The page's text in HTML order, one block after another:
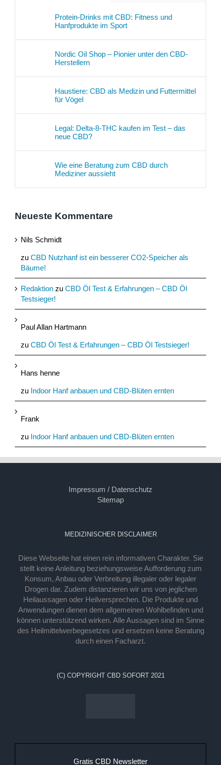
Protein-Drinks mit CBD: Fitness und
Hanfprodukte im Sport
Nordic Oil Shop – Pionier unter den CBD-
Herstellern
Haustiere: CBD als Medizin und Futtermittel
für Vögel
Legal: Delta-8-THC kaufen im Test – das
neue CBD?
Wie eine Beratung zum CBD durch
Mediziner aussieht
Neueste Kommentare
Nils Schmidt
zu CBD Nutzhanf ist ein besserer CO2-Speicher als
Bäume!
Redaktion zu CBD Öl Test & Erfahrungen – CBD Öl
Testsieger!
Paul Allan Hartmann
zu CBD Öl Test & Erfahrungen – CBD Öl Testsieger!
Hans henne
zu Indoor Hanf anbauen und CBD-Blüten ernten
Frank
zu Indoor Hanf anbauen und CBD-Blüten ernten
Impressum / Datenschutz
Sitemap
MEDIZINISCHER DISCLAIMER
Diese Webseite hat einen rein informativen Charakter. Sie
stellt keine Anleitung beziehungsweise Aufforderung zum
Konsum, Anbau oder Verbreitung illegaler oder legaler
Drogen dar. Zudem distanzieren wir uns von jeglichen
Heilaussagen oder Heilversprechen. Die Produkte und
Anwendungen dienen dem allgemeinen Wohlbefinden und
können unterstützend wirken. Alle Aussagen sind im Sinne
des Heilmittelwerbegesetzes und ersetzen keine Beratung
durch einen Facharzt.
(C) COPYRIGHT CBD SOFORT 2021
Gratis CBD Newsletter